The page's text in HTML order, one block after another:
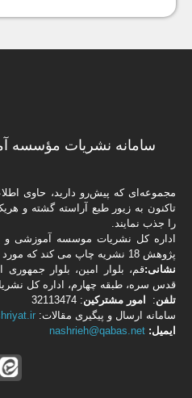
سامانه نشریات مؤسسه
مجموعه‌ای که پیش‌رو دارید،‌ حاوی
تاکنون به زیور طبع آراسته گشته و
را جذب نمایند.
اداره كل نشریات موسسه آموزشی
پژوهش 18 نشریه چاپ می کند که مورد استقبال مجامع علمی و دانشگاهی می‌باشد.
نشانی:قم، بلوار امین، بلوار
قدس سره، طبقه چهارم، اداره كل
تلفن: امور مشتركین: 32113474
سامانه ارسال و پیگیری مقالات:
ایمیل:nashrieh@qabas.net